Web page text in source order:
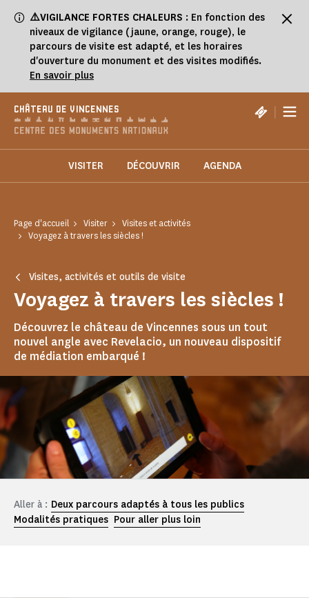
⚠️VIGILANCE FORTES CHALEURS : En fonction des
niveaux de vigilance (jaune, orange, rouge), le
parcours de visite est adapté, et les horaires
d'ouverture du monument et des visites modifiés.
En savoir plus
CHÂTEAU DE VINCENNES |
VISITER DÉCOUVRIR AGENDA
Page d'accueil Visiter
Visites et activités
Voyagez à travers les siècles !
Visites, activités et outils de visite
Voyagez à travers les siècles !
Découvrez le château de Vincennes sous un tout
nouvel angle avec Revelacio, un nouveau dispositif
de médiation embarqué !
Aller à : Deux parcours adaptés à tous les publics
Modalités pratiques Pour aller plus loin